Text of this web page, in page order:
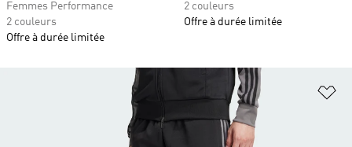
Femmes Performance
2 couleurs
Offre à durée limitée
2 couleurs
Offre à durée limitée